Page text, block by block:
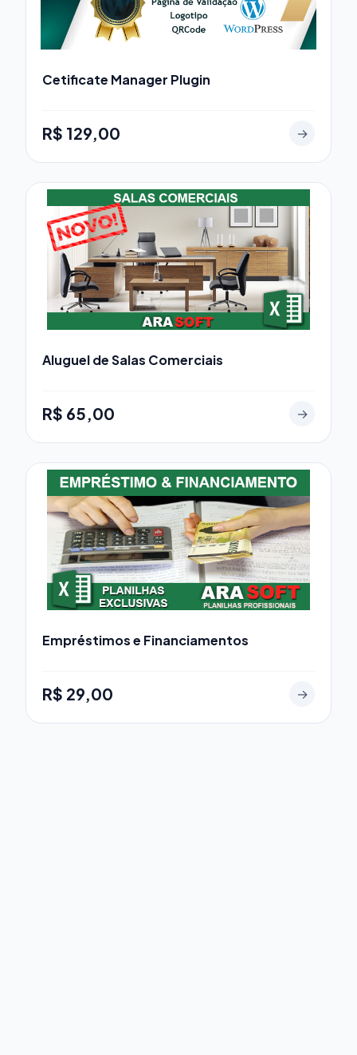
Cetificate Manager Plugin
R$ 129,00 →
Aluguel de Salas Comerciais
R$ 65,00 →
Empréstimos e Financiamentos
R$ 29,00 →